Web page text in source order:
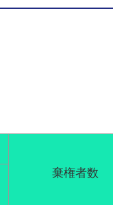
棄権者数